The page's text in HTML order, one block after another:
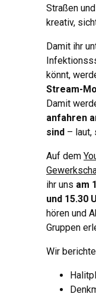
Straßen
kreativ,
Damit ihr
könnt,
Stream-
Damit
anfahren
sind – laut,
Auf dem
ihr uns am
und 15.30
hören und
Gruppen
Wir